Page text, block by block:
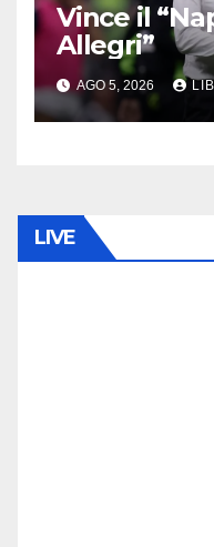
Vince il
Allegri”
AGO 5, 2026
LIVE